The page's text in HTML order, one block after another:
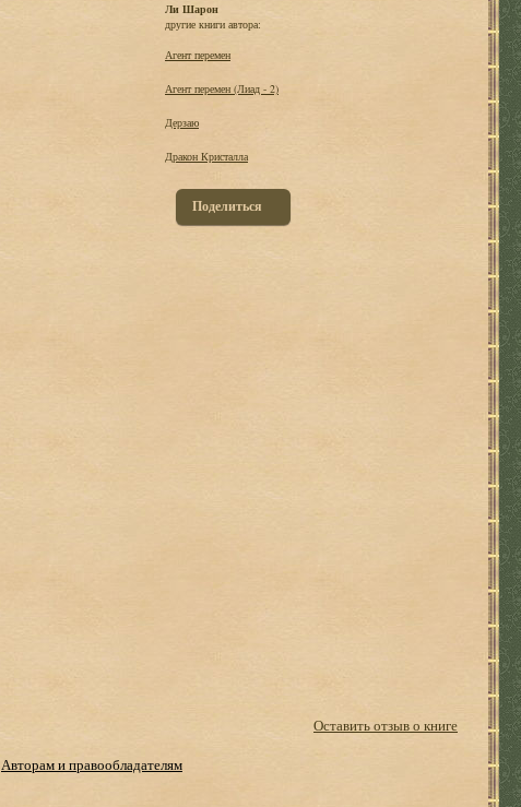
Ли Шарон
другие книги автора:
Агент перемен
Агент перемен (Лиад - 2)
Дерзаю
Дракон Кристалла
Поделиться
Оставить отзыв о книге
Авторам и правообладателям